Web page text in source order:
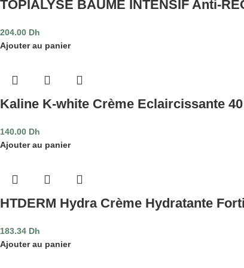
TOPIALYSE BAUME INTENSIF Anti-
204.00 Dh
Ajouter au panier
Kaline K-white Crème Eclaircissante
140.00 Dh
Ajouter au panier
HTDERM Hydra Crème Hydratante
183.34 Dh
Ajouter au panier